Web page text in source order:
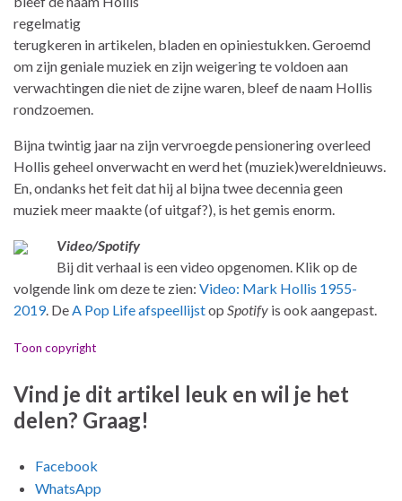
regelmatig
terugkeren in artikelen, bladen en opiniestukken. Geroemd
om zijn geniale muziek en zijn weigering te voldoen aan
verwachtingen die niet de zijne waren, bleef de naam Hollis
rondzoemen.
Bijna twintig jaar na zijn vervroegde pensionering overleed
Hollis geheel onverwacht en werd het (muziek)wereldnieuws.
En, ondanks het feit dat hij al bijna twee decennia geen
muziek meer maakte (of uitgaf?), is het gemis enorm.
Video/Spotify
Bij dit verhaal is een video opgenomen. Klik op de
volgende link om deze te zien: Video: Mark Hollis 1955-
2019. DeA Pop Life afspeellijstop Spotify is ook aangepast.
Toon copyright
Vind je dit artikel leuk en wil je het
delen? Graag!
Facebook
WhatsApp